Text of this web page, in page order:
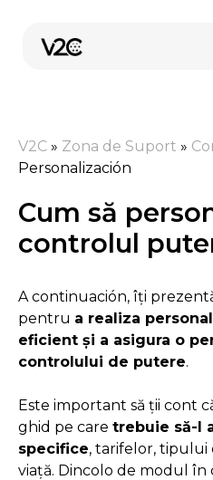
conținut
Cumpără online
V2C » Zona de Suport »
Personalización
Cum să
controlul
A continuación, îți
pentru a realiza
eficient și a asigura o
controlului de putere.
Este important să ții cont
ghid pe care trebuie să-l
specifice, tarifelor, tipului
viață. Dincolo de modul în